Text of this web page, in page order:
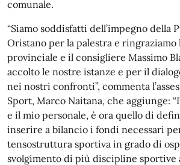
comunale.
“Siamo soddisfatti dell’impegno della
Oristano per la palestra e ringraziamo
provinciale e il consigliere Massimo
accolto le nostre istanze e per il
nei nostri confronti”, commenta
Sport, Marco Naitana, che aggiunge:
e il mio personale, è ora quello di
inserire a bilancio i fondi necessari
tensostruttura sportiva in grado di
svolgimento di più discipline sportive